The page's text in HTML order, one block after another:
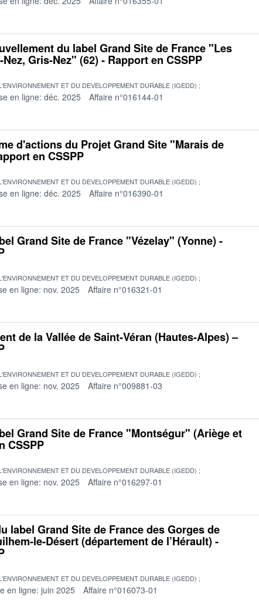
du label Grand Site de France "Les
Gris-Nez" (62) - Rapport en CSSPP
ET DU DEVELOPPEMENT DURABLE (IGEDD)
en ligne: déc. 2025 Affaire n°016144-01
d'actions du Projet Grand Site "Marais de
en CSSPP
ET DU DEVELOPPEMENT DURABLE (IGEDD)
en ligne: déc. 2025 Affaire n°016390-01
Grand Site de France "Vézelay" (Yonne) -
ET DU DEVELOPPEMENT DURABLE (IGEDD)
en ligne: nov. 2025 Affaire n°016321-01
de la Vallée de Saint-Véran (Hautes-Alpes) –
ET DU DEVELOPPEMENT DURABLE (IGEDD)
en ligne: nov. 2025 Affaire n°009881-03
Grand Site de France "Montségur" (Ariège et
CSSPP
ET DU DEVELOPPEMENT DURABLE (IGEDD)
en ligne: nov. 2025 Affaire n°016297-01
label Grand Site de France des Gorges de
le-Désert (département de l’Hérault) -
ET DU DEVELOPPEMENT DURABLE (IGEDD)
en ligne: juin 2025 Affaire n°016073-01